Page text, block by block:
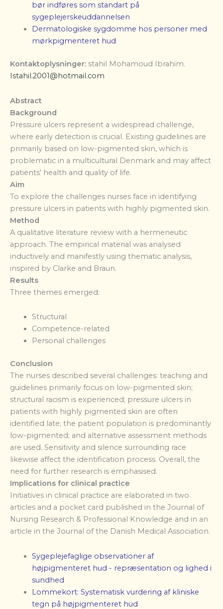
bør indføres som standart på
sygeplejerskeuddannelsen
Dermatologiske sygdomme hos personer med
mørkpigmenteret hud
Kontaktoplysninger: stahil Mohamoud Ibrahim.
Istahil.2001@hotmail.com
Abstract
Background
Pressure ulcers represent a widespread challenge,
where early detection is crucial. Existing guidelines are
primarily based on low-pigmented skin, which is
problematic in a multicultural Denmark and may affect
patients’ health and quality of life.
Aim
To explore the challenges nurses face in identifying
pressure ulcers in patients with highly pigmented skin.
Method
A qualitative literature review with a hermeneutic
approach. The empirical material was analysed
inductively and manifestly using thematic analysis,
inspired by Clarke and Braun.
Results
Three themes emerged:
Structural
Competence-related
Personal challenges
Conclusion
The nurses described several challenges: teaching and
guidelines primarily focus on low-pigmented skin;
structural racism is experienced; pressure ulcers in
patients with highly pigmented skin are often
identified late; the patient population is predominantly
low-pigmented; and alternative assessment methods
are used. Sensitivity and silence surrounding race
likewise affect the identification process. Overall, the
need for further research is emphasised.
Implications for clinical practice
Initiatives in clinical practice are elaborated in two
articles and a pocket card published in the Journal of
Nursing Research & Professional Knowledge and in an
article in the Journal of the Danish Medical Association.
Sygeplejefaglige observationer af
højpigmenteret hud - repræsentation og lighed i
sundhed
Lommekort: Systematisk vurdering af kliniske
tegn på højpigmenteret hud